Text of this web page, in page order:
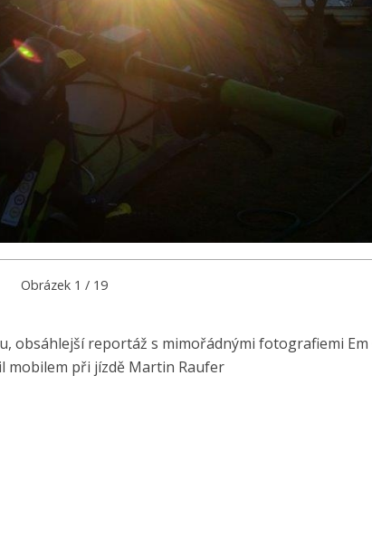
Obrázek 1 / 19
obsáhlejší reportáž s mimořádnými fotografiemi
mobilem při jízdě Martin Raufer